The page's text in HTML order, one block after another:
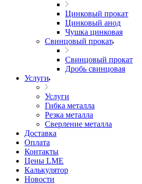
Цинковый прокат
Цинковый анод
Чушка цинковая
Свинцовый прокат
Свинцовый прокат
Дробь свинцовая
Услуги
Услуги
Гибка металла
Резка металла
Сверление металла
Доставка
Оплата
Контакты
Цены LME
Калькулятор
Новости